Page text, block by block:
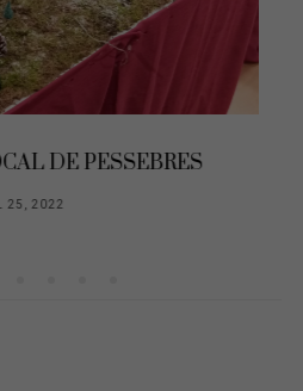
LOCAL DE PESSEBRES
ABRIL 25, 2022